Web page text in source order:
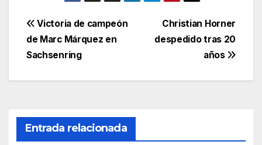
Christian Horner
despedido tras 20
años
Victoria de campeón
de Marc Márquez en
Sachsenring
Entrada relacionada